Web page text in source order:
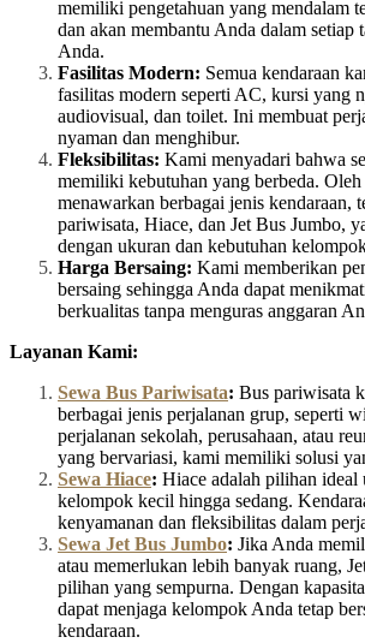
memiliki pengetahuan yang mendalam
dan akan membantu Anda dalam setiap
Anda.
Fasilitas Modern: Semua kendaraan
fasilitas modern seperti AC, kursi yang
audiovisual, dan toilet. Ini membuat
nyaman dan menghibur.
Fleksibilitas: Kami menyadari bahwa
memiliki kebutuhan yang berbeda.
menawarkan berbagai jenis kendaraan,
pariwisata, Hiace, dan Jet Bus Jumbo,
dengan ukuran dan kebutuhan
Harga Bersaing: Kami memberikan
bersaing sehingga Anda dapat
berkualitas tanpa menguras anggaran
Layanan Kami:
Sewa Bus Pariwisata: Bus pariwisata
berbagai jenis perjalanan grup, seperti
perjalanan sekolah, perusahaan, atau
yang bervariasi, kami memiliki solusi
Sewa Hiace: Hiace adalah pilihan ideal
kelompok kecil hingga sedang.
kenyamanan dan fleksibilitas dalam
Sewa Jet Bus Jumbo: Jika Anda
atau memerlukan lebih banyak ruang,
pilihan yang sempurna. Dengan
dapat menjaga kelompok Anda tetap
kendaraan.